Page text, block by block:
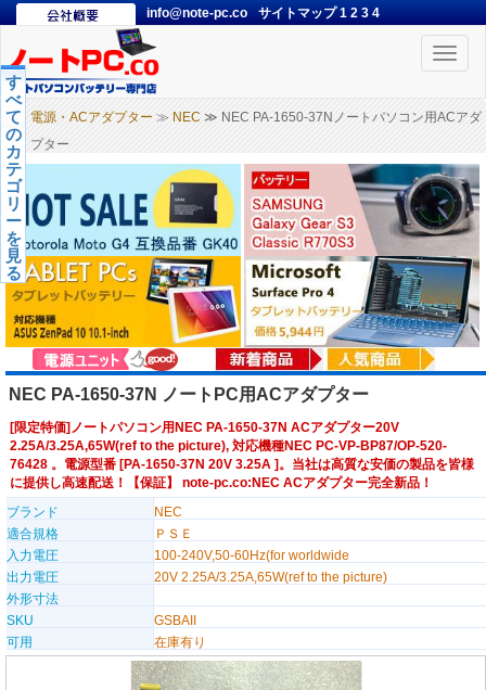
info@note-pc.co サイトマップ1 2 3 4
Toggle
電源・ACアダプター ≫ NEC ≫ NEC PA-1650-37Nノートパソコン用ACアダ
プター
す
べ
て
の
カ
テ
ゴ
リ
ー
を
見
る
NEC PA-1650-37N ノートPC用ACアダプター
[限定特価]ノートパソコン用NEC PA-1650-37N ACアダプター20V
2.25A/3.25A,65W(ref to the picture), 対応機種NEC PC-VP-BP87/OP-520-
76428 。電源型番 [PA-1650-37N 20V 3.25A ]。当社は高質な安価の製品を皆様
に提供し高速配送！【保証】 note-pc.co:NEC ACアダプター完全新品！
ブランド
NEC
適合規格
ＰＳＥ
入力電圧
100-240V,50-60Hz(for worldwide
出力電圧
20V 2.25A/3.25A,65W(ref to the picture)
外形寸法
SKU
GSBAII
可用
在庫有り